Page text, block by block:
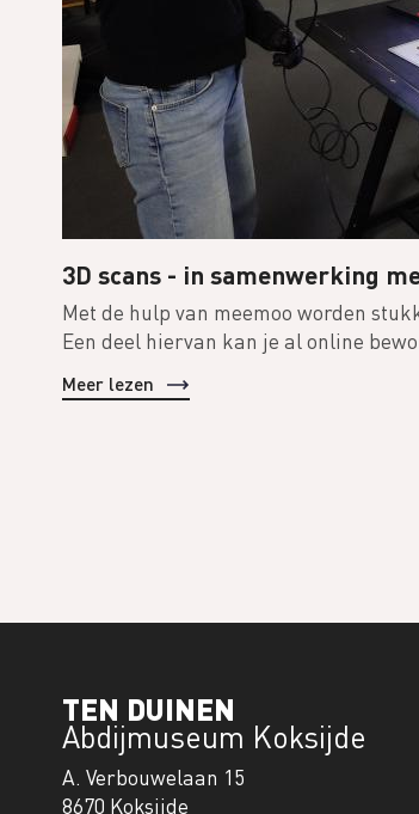
3D scans - in samenwerking
Met de hulp van meemoo worden
Een deel hiervan kan je al online
Meer lezen
TEN DUINEN
Abdijmuseum Koksijde
A. Verbouwelaan 15
8670 Koksijde